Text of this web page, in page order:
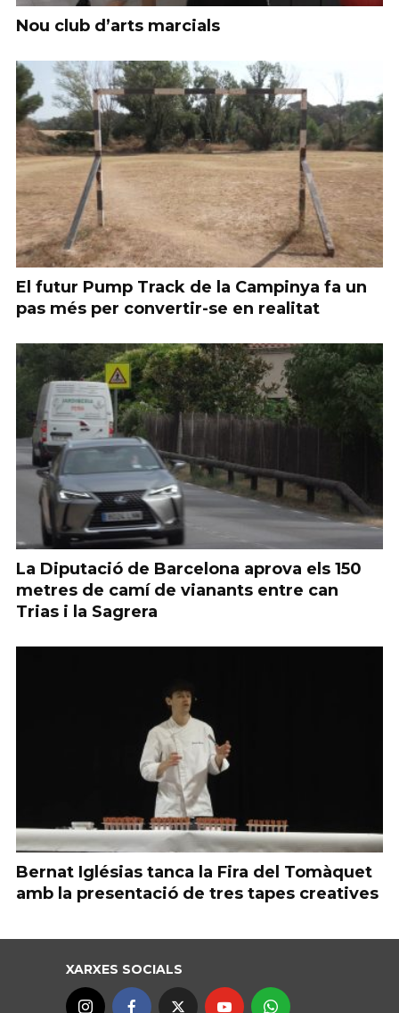
Nou club d’arts marcials
El futur Pump Track de la Campinya fa un
pas més per convertir-se en realitat
La Diputació de Barcelona aprova els 150
metres de camí de vianants entre can
Trias i la Sagrera
Bernat Iglésias tanca la Fira del Tomàquet
amb la presentació de tres tapes creatives
XARXES SOCIALS